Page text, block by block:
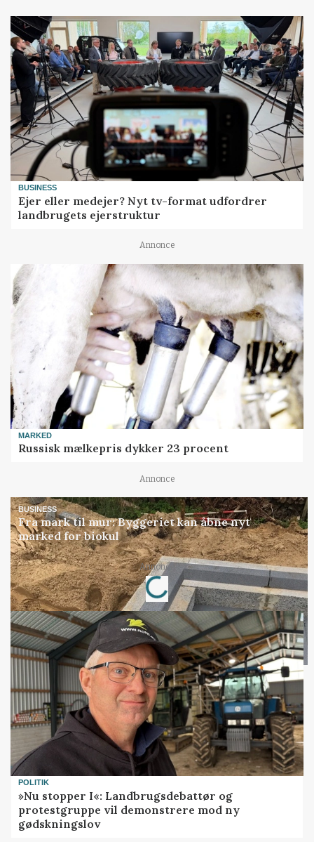
BUSINESS
Ejer eller medejer? Nyt tv-format udfordrer
landbrugets ejerstruktur
Annonce
MARKED
Russisk mælkepris dykker 23 procent
Annonce
BUSINESS
Fra mark til mur: Byggeriet kan åbne nyt
marked for biokul
Annonce
Loading...
POLITIK
»Nu stopper I«: Landbrugsdebattør og
protestgruppe vil demonstrere mod ny
gødskningslov